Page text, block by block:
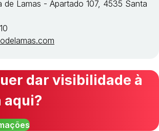
de Lamas - Apartado 107, 4535 Santa
dar visibilidade à
aqui?